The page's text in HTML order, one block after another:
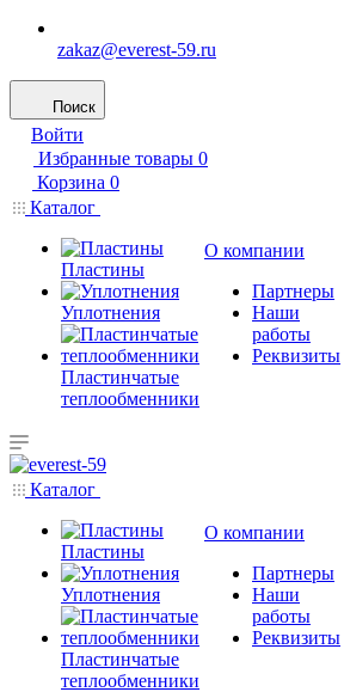
zakaz@everest-59.ru
Поиск
Войти
Избранные товары 0
Корзина 0
Каталог
Пластины
Уплотнения
Пластинчатые
теплообменники
О компании
Партнеры
Наши
работы
Реквизиты
Каталог
Пластины
Уплотнения
Пластинчатые
теплообменники
О компании
Партнеры
Наши
работы
Реквизиты